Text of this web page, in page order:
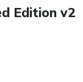
Edition v2